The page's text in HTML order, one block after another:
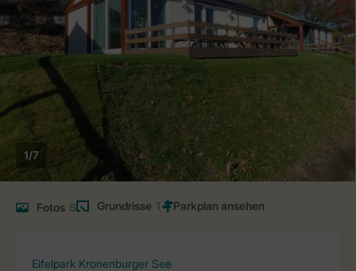
1/7
Fotos 6 Grundrisse 1
Eifelpark Kronenburger See